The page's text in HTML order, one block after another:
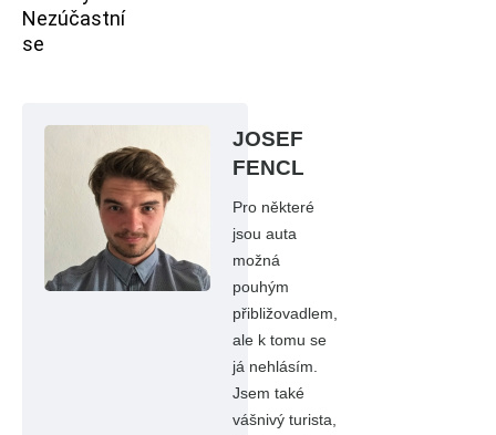
Nezúčastní
se
JOSEF
FENCL
Pro některé
jsou auta
možná
pouhým
přibližovadlem,
ale k tomu se
já nehlásím.
Jsem také
vášnivý turista,